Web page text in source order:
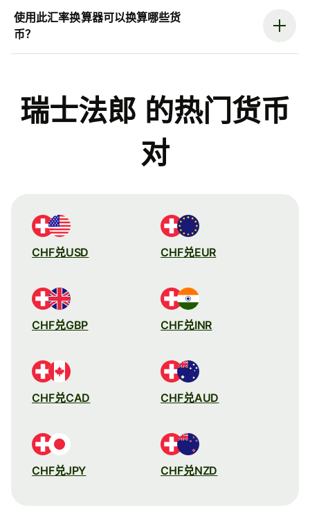
使用此汇率换算器可以换算哪些货
币？
瑞士法郎 的热门货币
对
CHF兑USD CHF兑EUR
CHF兑GBP CHF兑INR
CHF兑CAD CHF兑AUD
CHF兑JPY CHF兑NZD